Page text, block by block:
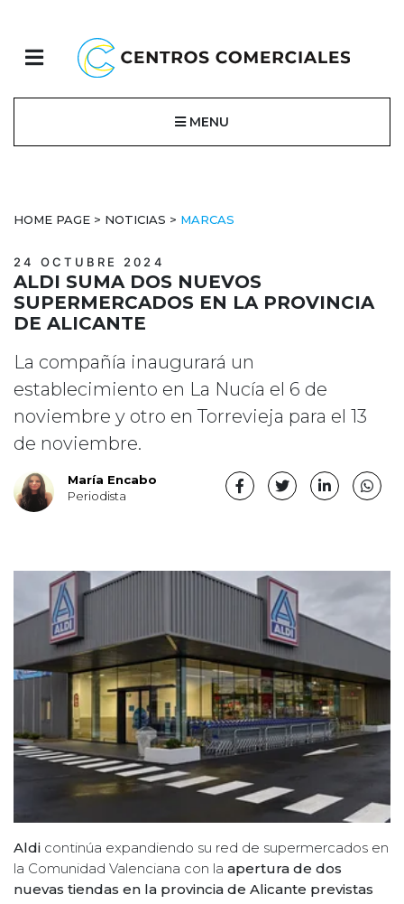
MENU
HOME PAGE > NOTICIAS > MARCAS
24 OCTUBRE 2024
ALDI SUMA DOS NUEVOS
SUPERMERCADOS EN LA PROVINCIA
DE ALICANTE
La compañía inaugurará un
establecimiento en La Nucía el 6 de
noviembre y otro en Torrevieja para el 13
de noviembre.
María Encabo
Periodista
Aldi continúa expandiendo su red de supermercados en
la Comunidad Valenciana con la apertura de dos
nuevas tiendas en la provincia de Alicante previstas